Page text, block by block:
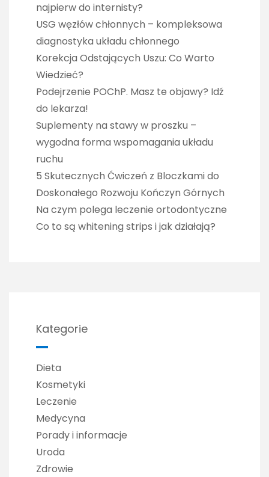
najpierw do internisty?
USG węzłów chłonnych – kompleksowa
diagnostyka układu chłonnego
Korekcja Odstających Uszu: Co Warto
Wiedzieć?
Podejrzenie POChP. Masz te objawy? Idź
do lekarza!
Suplementy na stawy w proszku –
wygodna forma wspomagania układu
ruchu
5 Skutecznych Ćwiczeń z Bloczkami do
Doskonałego Rozwoju Kończyn Górnych
Na czym polega leczenie ortodontyczne
Co to są whitening strips i jak działają?
Kategorie
Dieta
Kosmetyki
Leczenie
Medycyna
Porady i informacje
Uroda
Zdrowie